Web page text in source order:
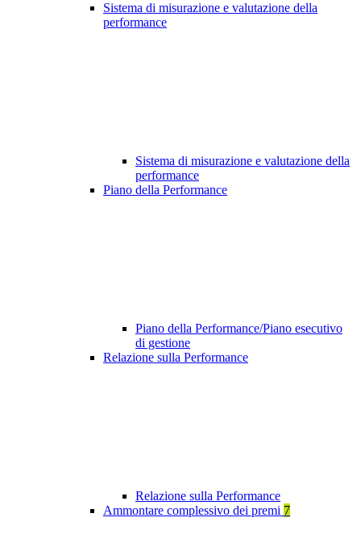
Sistema di misurazione e valutazione della
performance
Sistema di misurazione e valutazione della
performance
Piano della Performance
Piano della Performance/Piano esecutivo
di gestione
Relazione sulla Performance
Relazione sulla Performance
Ammontare complessivo dei premi 7